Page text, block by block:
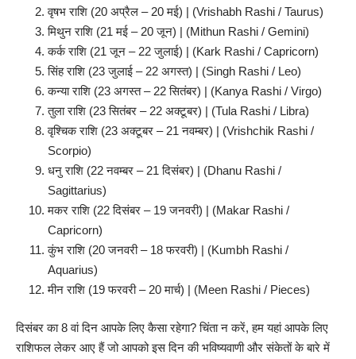
वृषभ राशि (20 अप्रैल – 20 मई) | (Vrishabh Rashi / Taurus)
मिथुन राशि (21 मई – 20 जून) | (Mithun Rashi / Gemini)
कर्क राशि (21 जून – 22 जुलाई) | (Kark Rashi / Capricorn)
सिंह राशि (23 जुलाई – 22 अगस्त) | (Singh Rashi / Leo)
कन्या राशि (23 अगस्त – 22 सितंबर) | (Kanya Rashi / Virgo)
तुला राशि (23 सितंबर – 22 अक्टूबर) | (Tula Rashi / Libra)
वृश्चिक राशि (23 अक्टूबर – 21 नवम्बर) | (Vrishchik Rashi /
Scorpio)
धनु राशि (22 नवम्बर – 21 दिसंबर) | (Dhanu Rashi /
Sagittarius)
मकर राशि (22 दिसंबर – 19 जनवरी) | (Makar Rashi /
Capricorn)
कुंभ राशि (20 जनवरी – 18 फरवरी) | (Kumbh Rashi /
Aquarius)
मीन राशि (19 फरवरी – 20 मार्च) | (Meen Rashi / Pieces)
दिसंबर का 8 वां दिन आपके लिए कैसा रहेगा? चिंता न करें, हम यहां आपके लिए
राशिफल लेकर आए हैं जो आपको इस दिन की भविष्यवाणी और संकेतों के बारे में